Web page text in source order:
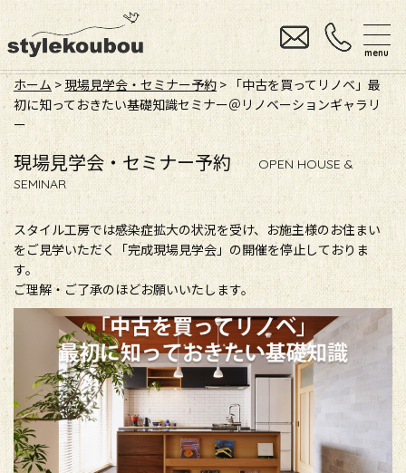
menu
ホーム >現場見学会・セミナー予約 > 「中古を買ってリノベ」最
初に知っておきたい基礎知識セミナー＠リノベーションギャラリ
ー
現場見学会・セミナー予約
OPEN HOUSE &
SEMINAR
スタイル工房では感染症拡大の状況を受け、お施主様のお住まい
をご見学いただく「完成現場見学会」の開催を停止しておりま
す。
ご理解・ご了承のほどお願いいたします。